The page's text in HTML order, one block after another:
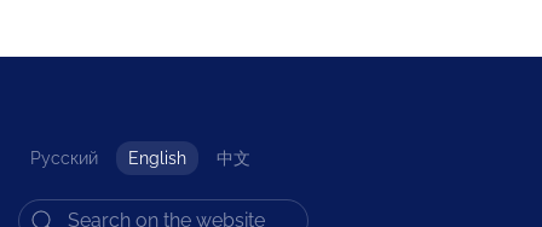
Русский English 中文